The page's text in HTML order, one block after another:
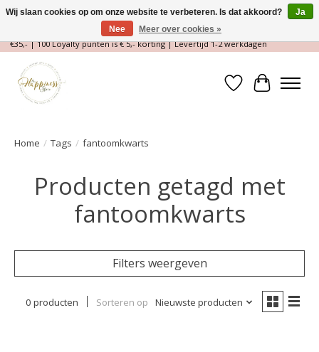
Magische Conceptstore, Edelstenen & Spirituele winkel | Gratis verzending >
€35,- | 100 Loyalty punten is € 5,- korting | Levertijd 1-2 werkdagen
Verlanglijst
Home / Tags / fantoomkwarts
Producten getagd met
fantoomkwarts
Filters weergeven
0 producten Sorteren op Nieuwste producten
Wij slaan cookies op om onze website te verbeteren. Is dat akkoord?
Ja
Nee
Meer over cookies »